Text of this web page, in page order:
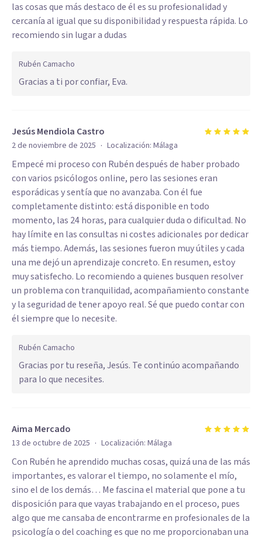
las cosas que más destaco de él es su profesionalidad y
cercanía al igual que su disponibilidad y respuesta rápida. Lo
recomiendo sin lugar a dudas
Rubén Camacho
Gracias a ti por confiar, Eva.
Jesús Mendiola Castro
2 de noviembre de 2025 · Localización: Málaga
Empecé mi proceso con Rubén después de haber probado
con varios psicólogos online, pero las sesiones eran
esporádicas y sentía que no avanzaba. Con él fue
completamente distinto: está disponible en todo
momento, las 24 horas, para cualquier duda o dificultad. No
hay límite en las consultas ni costes adicionales por dedicar
más tiempo. Además, las sesiones fueron muy útiles y cada
una me dejó un aprendizaje concreto. En resumen, estoy
muy satisfecho. Lo recomiendo a quienes busquen resolver
un problema con tranquilidad, acompañamiento constante
y la seguridad de tener apoyo real. Sé que puedo contar con
él siempre que lo necesite.
Rubén Camacho
Gracias por tu reseña, Jesús. Te continúo acompañando
para lo que necesites.
Aima Mercado
13 de octubre de 2025 · Localización: Málaga
Con Rubén he aprendido muchas cosas, quizá una de las más
importantes, es valorar el tiempo, no solamente el mío,
sino el de los demás… Me fascina el material que pone a tu
disposición para que vayas trabajando en el proceso, pues
algo que me cansaba de encontrarme en profesionales de la
psicología o del coaching es que no me proporcionaban una